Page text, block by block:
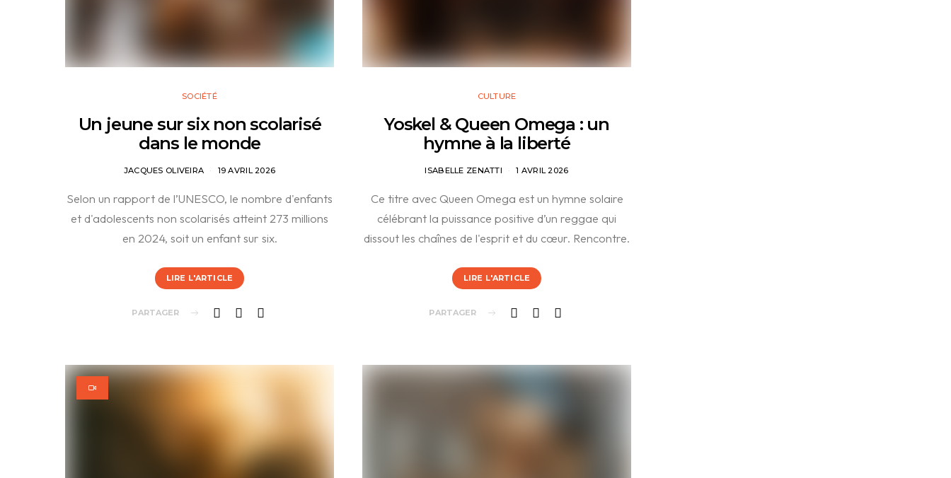
SOCIÉTÉ
Un jeune sur six non scolarisé
dans le monde
JACQUES OLIVEIRA 19 AVRIL 2026
Selon un rapport de l’UNESCO, le nombre d'enfants
et d'adolescents non scolarisés atteint 273 millions
en 2024, soit un enfant sur six.
LIRE L'ARTICLE
PARTAGER
CULTURE
Yoskel & Queen Omega : un
hymne à la liberté
ISABELLE ZENATTI 1 AVRIL 2026
Ce titre avec Queen Omega est un hymne solaire
célébrant la puissance positive d’un reggae qui
dissout les chaînes de l'esprit et du cœur. Rencontre.
LIRE L'ARTICLE
PARTAGER